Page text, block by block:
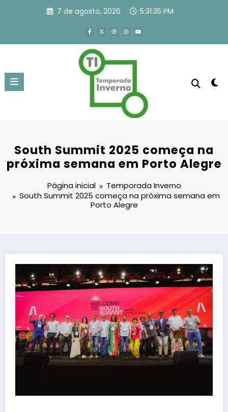
7 de agosto, 2026 5:31:35 PM
South Summit 2025 começa na
próxima semana em Porto Alegre
Página inicial
Temporada Inverno
South Summit 2025 começa na próxima semana em
Porto Alegre